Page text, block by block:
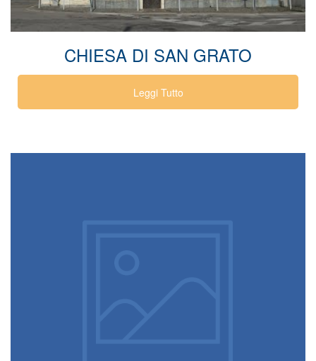
CHIESA DI SAN GRATO
Leggi Tutto